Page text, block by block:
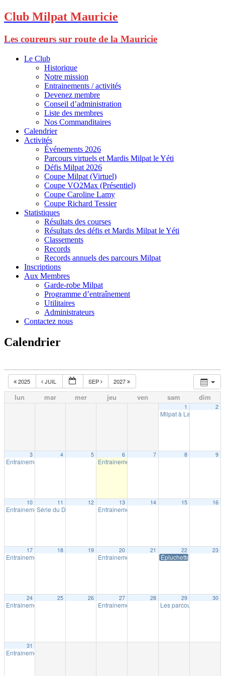
Club Milpat Mauricie
Les coureurs sur route de la Mauricie
Le Club
Historique
Notre mission
Entrainements / activités
Devenez membre
Conseil d’administration
Liste des membres
Nos Commanditaires
Calendrier
Activités
Événements 2026
Parcours virtuels et Mardis Milpat le Yéti
Défis Milpat 2026
Coupe Milpat (Virtuel)
Coupe VO2Max (Présentiel)
Coupe Caroline Lamy
Coupe Richard Tessier
Statistiques
Résultats des courses
Résultats des défis et Mardis Milpat le Yéti
Classements
Records
Records annuels des parcours Milpat
Inscriptions
Aux Membres
Garde-robe Milpat
Programme d’entraînement
Utilitaires
Administrateurs
Contactez nous
Calendrier
2025 JUIL SEP 2027
lun mar mer jeu ven sam dim
1
Milpat à La Tuque
2
3
Entrainement extérieur à Shawinigan18:30
4 5 6
Entrainement extérieur à Shawinigan
7 8 9
10
Entrainement extérieur à Shawinigan18:30
11
Série du Diable – Saison 19 – Course # 4
12 13
Entrainement extérieur à Shawinigan
14 15 16
17
Entrainement extérieur à Shawinigan18:30
18 19 20
Entrainement extérieur à Shawinigan
21 22
Épluchette Milpat
23
24
Entrainement extérieur à Shawinigan18:30
25 26 27
Entrainement extérieur à Shawinigan
28 29
Les parcours Milpat
30
31
Entrainement extérieur à Shawinigan